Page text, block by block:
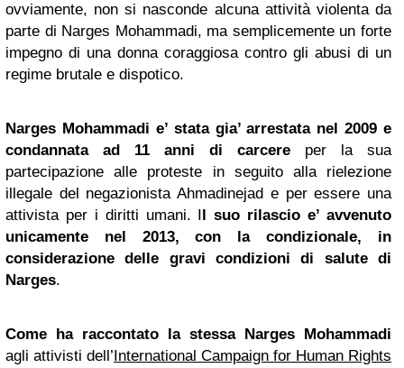
ovviamente, non si nasconde alcuna attività violenta da
parte di Narges Mohammadi, ma semplicemente un forte
impegno di una donna coraggiosa contro gli abusi di un
regime brutale e dispotico.
Narges Mohammadi e’ stata gia’ arrestata nel 2009 e
condannata ad 11 anni di carcere per la sua
partecipazione alle proteste in seguito alla rielezione
illegale del negazionista Ahmadinejad e per essere una
attivista per i diritti umani. I
l suo rilascio e’ avvenuto
unicamente nel 2013, con la condizionale, in
considerazione delle gravi condizioni di salute di
Narges.
Come ha raccontato la stessa Narges Mohammadi
agli attivisti dell’ International Campaign for Human Rights